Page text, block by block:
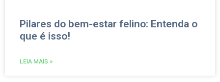
Pilares do bem-estar felino: Entenda o
que é isso!
LEIA MAIS »